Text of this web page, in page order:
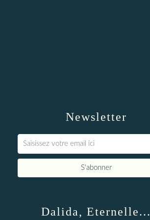
Newsletter
Dalida, Eternelle...